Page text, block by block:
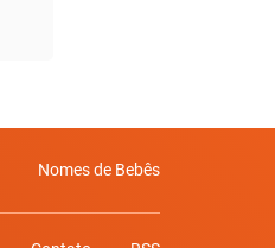
Nomes de Bebês